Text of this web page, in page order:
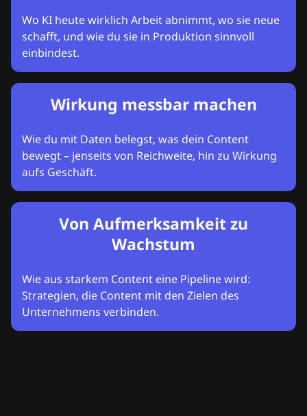
Wo KI heute wirklich Arbeit abnimmt, wo sie neue
schafft, und wie du sie in Produktion sinnvoll
einbindest.
Wirkung messbar machen
Wie du mit Daten belegst, was dein Content
bewegt – jenseits von Reichweite, hin zu Wirkung
aufs Geschäft.
Von Aufmerksamkeit zu
Wachstum
Wie aus starkem Content eine Pipeline wird:
Strategien, die Content mit den Zielen des
Unternehmens verbinden.